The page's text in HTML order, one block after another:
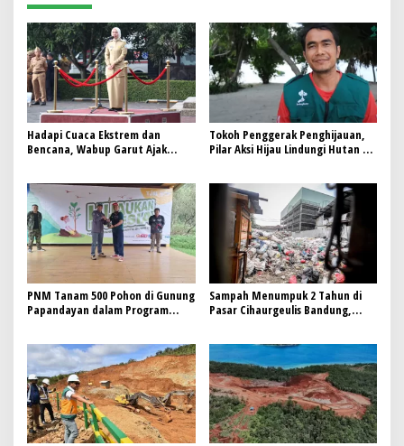
Hadapi Cuaca Ekstrem dan
Bencana, Wabup Garut Ajak
Tokoh Penggerak Penghijauan,
Pilar Aksi Hijau Lindungi Hutan di
PNM Tanam 500 Pohon di Gunung
Papandayan dalam Program
Sampah Menumpuk 2 Tahun di
Pasar Cihaurgeulis Bandung,